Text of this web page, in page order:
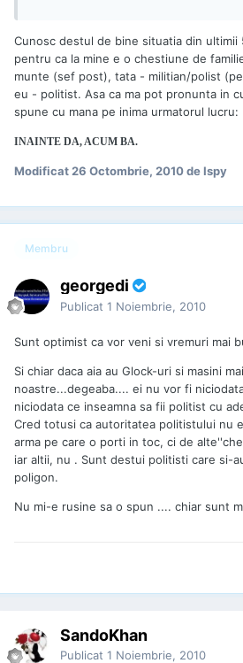
Cunosc destul de bine situatia din ultimii
pentru ca la mine e o chestiune de
munte (sef post), tata - militian/polist
eu - politist. Asa ca ma pot pronunta in
spune cu mana pe inima urmatorul lucru:
INAINTE DA, ACUM BA.
Modificat26 Octombrie, 2010de Ispy
Membru
georgedi
Publicat 1 Noiembrie, 2010
Sunt optimist ca vor veni si vremuri mai
Si chiar daca aia au Glock-uri si masini
noastre...degeaba.... ei nu vor fi
niciodata ce inseamna sa fii politist cu
Cred totusi ca autoritatea politistului nu
arma pe care o porti in toc, ci de
iar altii, nu . Sunt destui politisti care si-
poligon.
Nu mi-e rusine sa o spun .... chiar sunt
SandoKhan
Publicat 1 Noiembrie, 2010